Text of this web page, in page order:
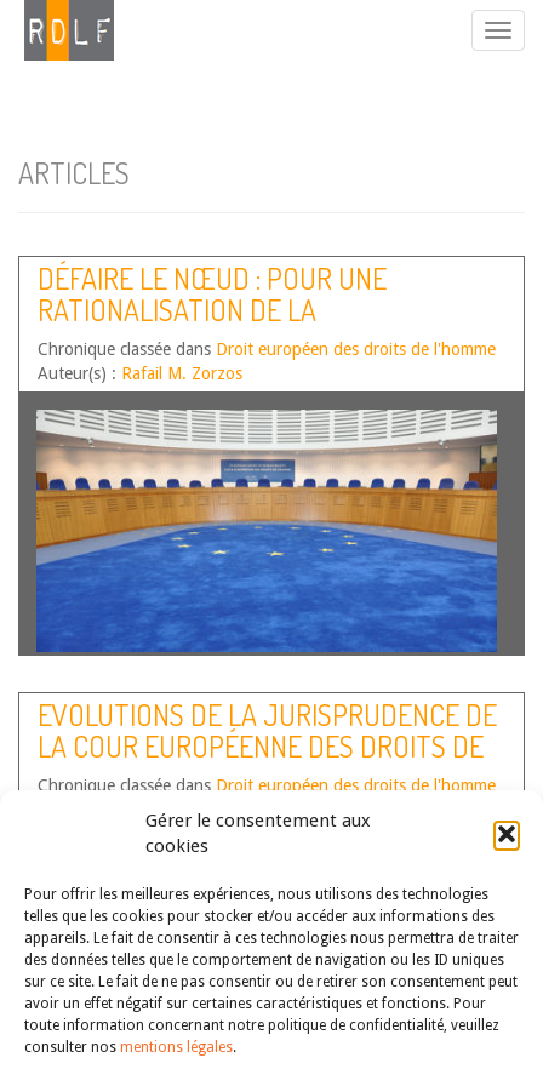
Gérer le consentement aux
cookies
Pour offrir les meilleures expériences, nous utilisons des technologies
telles que les cookies pour stocker et/ou accéder aux informations des
appareils. Le fait de consentir à ces technologies nous permettra de traiter
des données telles que le comportement de navigation ou les ID uniques
sur ce site. Le fait de ne pas consentir ou de retirer son consentement peut
avoir un effet négatif sur certaines caractéristiques et fonctions. Pour
toute information concernant notre politique de confidentialité, veuillez
consulter nos mentions légales.
ARTICLES
DÉFAIRE LE NŒUD : POUR UNE
RATIONALISATION DE LA
JURISPRUDENCE ENVIRONNEMENTALE
DE STRASBOURG – ÉTUDE À L’OCCASION
DES ARRÊTS CANNAVACCIUOLO ET
AUTRES C. ITALIE ET L.F. ET AUTRES C.
ITALIE
Chronique classée dans Droit européen des droits de l'homme
Auteur(s) : Rafail M. Zorzos
européenne des droits de l’homme du 9 avril 2024, tenant
notamment au locus standi des associations, ont
logiquement suscité un débat sur la possibilité d’étendre
ces innovations à l’ensemble du droit…Lire la suite
EVOLUTIONS DE LA JURISPRUDENCE DE
LA COUR EUROPÉENNE DES DROITS DE
L’HOMME – PREMIER SEMESTRE 2022
Chronique classée dans Droit européen des droits de l'homme
Caroline Boiteux-Picheral